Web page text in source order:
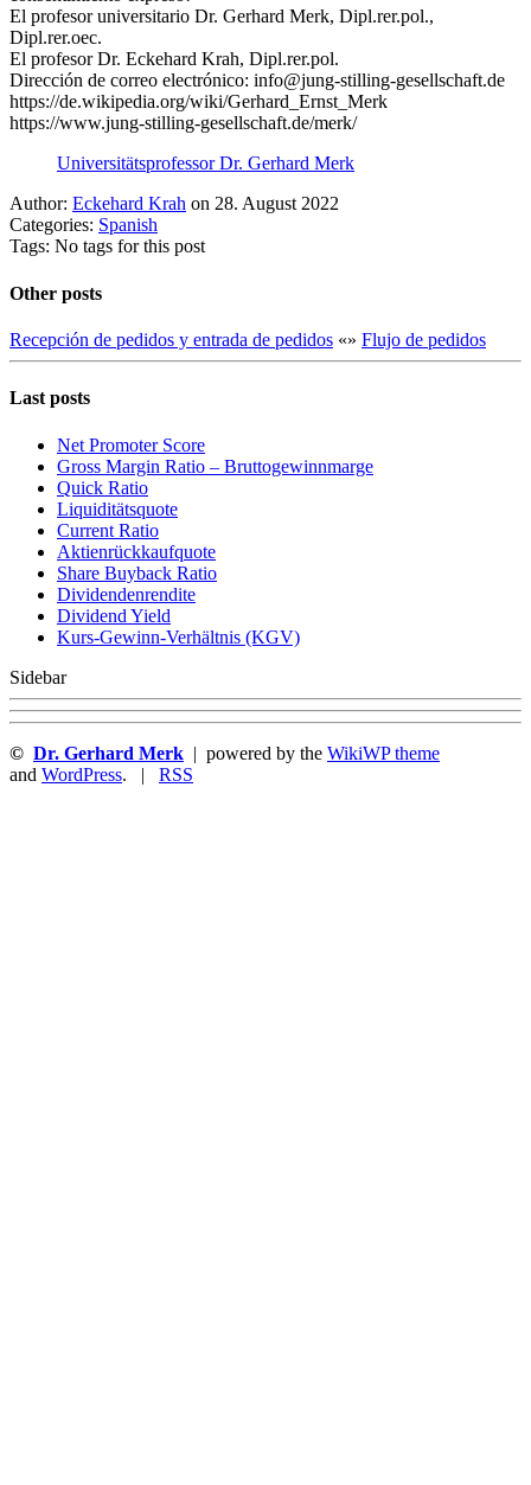
El profesor universitario Dr. Gerhard Merk, Dipl.rer.pol.,
Dipl.rer.oec.
El profesor Dr. Eckehard Krah, Dipl.rer.pol.
Dirección de correo electrónico: info@jung-stilling-gesellschaft.de
https://de.wikipedia.org/wiki/Gerhard_Ernst_Merk
https://www.jung-stilling-gesellschaft.de/merk/
Universitätsprofessor Dr. Gerhard Merk
Author: Eckehard Krah on 28. August 2022
Categories: Spanish
Tags: No tags for this post
Other posts
Recepción de pedidos y entrada de pedidos «» Flujo de pedidos
Last posts
Net Promoter Score
Gro ss Margin Ratio – Bruttogewinnmarge
Quic k Ratio
Liquiditätsquote
Current Ratio
Aktienrückkaufquote
Sha re Buyback Ratio
Dividendenrendite
Dividend Yield
Kurs-Gewinn-Verhältnis (KGV)
Sidebar
© Dr. Gerhard Merk | powered by the WikiWP theme
and WordPress. | RSS